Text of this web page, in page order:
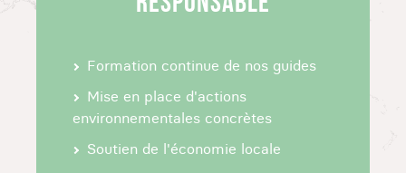
paysages mais surtout pour sa plage et son
place pour vous imprégner de son ambiance
chaleureuse et explorant ses rues et sa côte.
Formation continue de nos guides
Mise en place d'actions
environnementales concrètes
Soutien de l'économie locale